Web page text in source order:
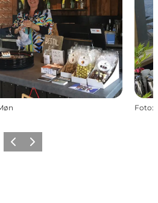
Foto:
ZurückWeiter